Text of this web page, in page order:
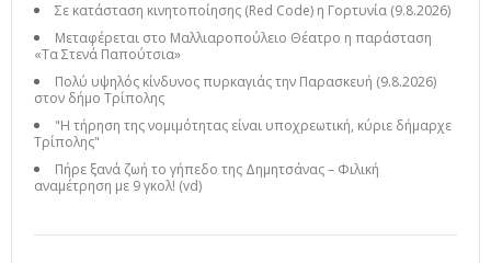
Σε κατάσταση κινητοποίησης (Red Code) η Γορτυνία (9.8.2026)
Μεταφέρεται στο Μαλλιαροπούλειο Θέατρο η παράσταση
«Τα Στενά Παπούτσια»
Πολύ υψηλός κίνδυνος πυρκαγιάς την Παρασκευή (9.8.2026)
στον δήμο Τρίπολης
"Η τήρηση της νομιμότητας είναι υποχρεωτική, κύριε δήμαρχε
Τρίπολης"
Πήρε ξανά ζωή το γήπεδο της Δημητσάνας – Φιλική
αναμέτρηση με 9 γκολ! (vd)